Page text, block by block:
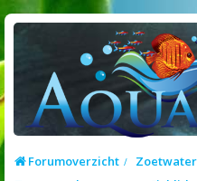
Forumoverzicht
Zoetwater